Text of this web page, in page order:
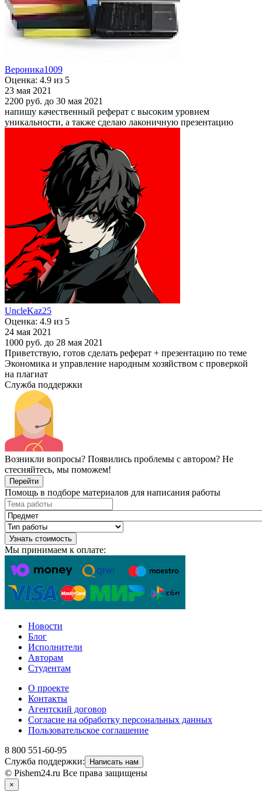
Вероника1009
Оценка: 4.9 из 5
23 мая 2021
2200 руб. до 30 мая 2021
напишу качественный реферат с высоким уровнем
уникальности, а также сделаю лаконичную презентацию
UncleKaz25
Оценка: 4.9 из 5
24 мая 2021
1000 руб. до 28 мая 2021
Приветствую, готов сделать реферат + презентацию по теме
Экономика и управление народным хозяйством с проверкой
на плагиат
Служба поддержки
Возникли вопросы? Появились проблемы с автором? Не
стесняйтесь, мы поможем!
Перейти
Помощь в подборе материалов для написания работы
Узнать стоимость
Мы принимаем к оплате:
Новости
Блог
Исполнители
Авторам
Студентам
О проекте
Контакты
Агентский договор
Согласие на обработку персональных данных
Пользовательское соглашение
8 800 551-60-95
Служба поддержки:
Написать нам
© Pishem24.ru Все права защищены
×